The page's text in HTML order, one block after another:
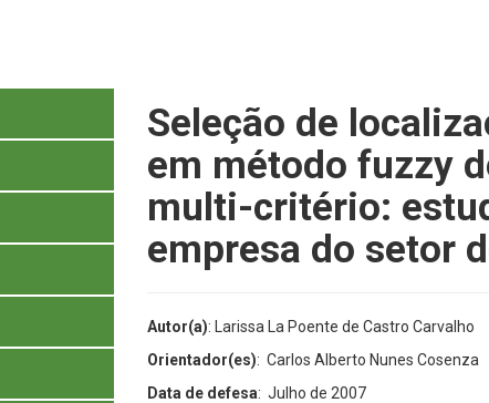
Seleção de
em método fuzzy
multi-critério:
empresa do setor
Autor(a): Larissa La Poente de Castro Carvalho
Orientador(es): Carlos Alberto Nunes Cosenza
Data de defesa: Julho de 2007